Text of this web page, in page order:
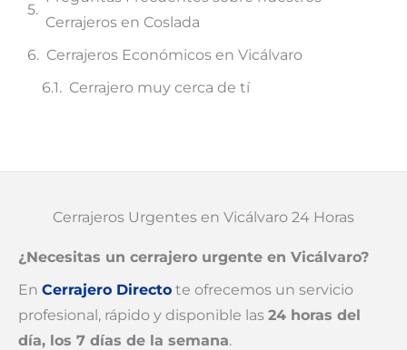
Cerrajeros en Coslada
Cerrajeros Económicos en Vicálvaro
Cerrajero muy cerca de tí
Cerrajeros Urgentes en Vicálvaro 24 Horas
¿Necesitas un cerrajero urgente en Vicálvaro?
En Cerrajero Directo te ofrecemos un servicio
profesional, rápido y disponible las 24 horas del
día, los 7 días de la semana.